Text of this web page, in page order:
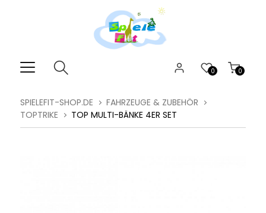
0
0
SPIELEFIT-SHOP.DE
FAHRZEUGE & ZUBEHÖR
TOPTRIKE
TOP MULTI-BÄNKE 4ER SET